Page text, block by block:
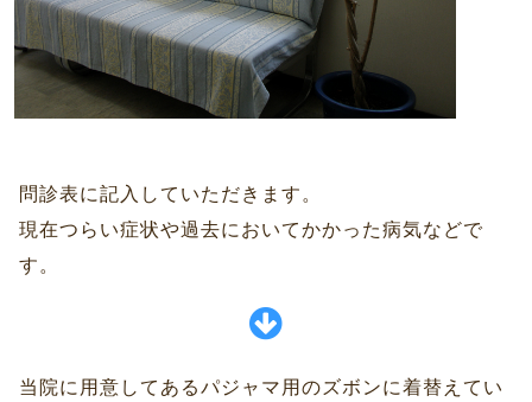
問診表に記入していただきます。
現在つらい症状や過去においてかかった病気などで
す。
当院に用意してあるパジャマ用のズボンに着替えてい